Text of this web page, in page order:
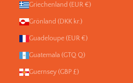
Griechenland (EUR €)
Grönland (DKK kr.)
Guadeloupe (EUR €)
Guatemala (GTQ Q)
Guernsey (GBP £)